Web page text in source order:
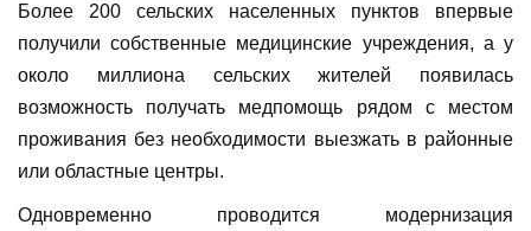
Более 200 сельских населенных пунктов впервые
получили собственные медицинские учреждения, а у
около миллиона сельских жителей появилась
возможность получать медпомощь рядом с местом
проживания без необходимости выезжать в районные
или областные центры.
Одновременно проводится модернизация